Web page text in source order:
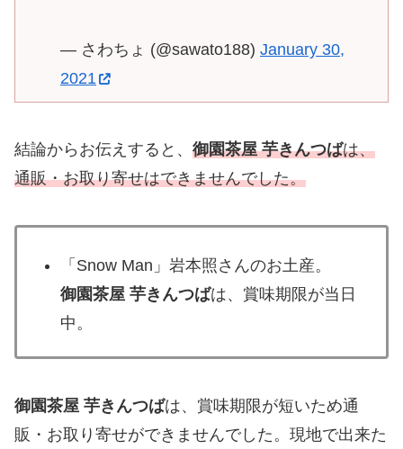
— さわちょ (@sawato188) January 30,
2021
結論からお伝えすると、 御園茶屋 芋きんつばは、
通販・お取り寄せはできませんでした。
「Snow Man」岩本照さんのお土産。
御園茶屋 芋きんつばは、賞味期限が当日
中。
御園茶屋 芋きんつばは、賞味期限が短いため通
販・お取り寄せができませんでした。現地で出来た